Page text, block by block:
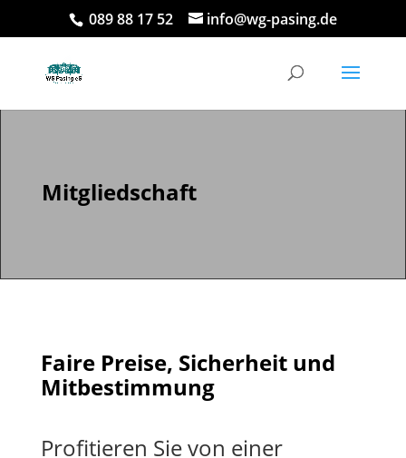
089 88 17 52 info@wg-pasing.de
Mitgliedschaft
Faire Preise, Sicherheit und
Mitbestimmung
Profitieren Sie von einer